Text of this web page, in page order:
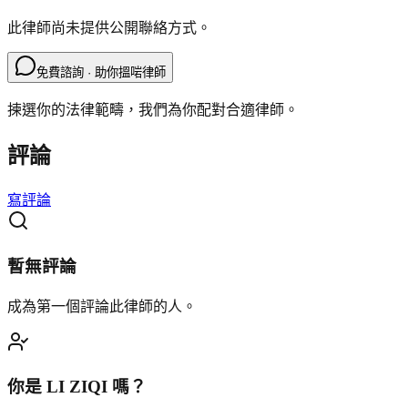
此律師尚未提供公開聯絡方式。
免費諮詢 · 助你搵啱律師
揀選你的法律範疇，我們為你配對合適律師。
評論
寫評論
暫無評論
成為第一個評論此律師的人。
你是 LI ZIQI 嗎？